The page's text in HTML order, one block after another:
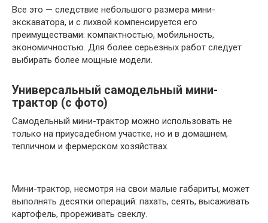
Все это — следствие небольшого размера мини-
экскаватора, и с лихвой компенсируется его
преимуществами: компактностью, мобильность,
экономичностью. Для более серьезных работ следует
выбирать более мощные модели.
Универсальный самодельный мини-
трактор (с фото)
Самодельный мини-трактор можно использовать не
только на приусадебном участке, но и в домашнем,
тепличном и фермерском хозяйствах.
Мини-трактор, несмотря на свои малые габариты, может
выполнять десятки операций: пахать, сеять, высаживать
картофель, прореживать свеклу.